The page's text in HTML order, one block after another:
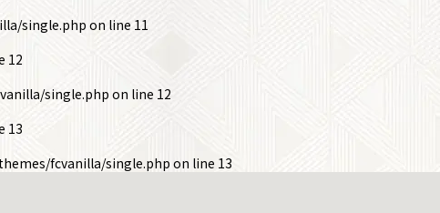
single.php on line 11
12
single.php on line 12
13
fcvanilla/single.phpon line 13